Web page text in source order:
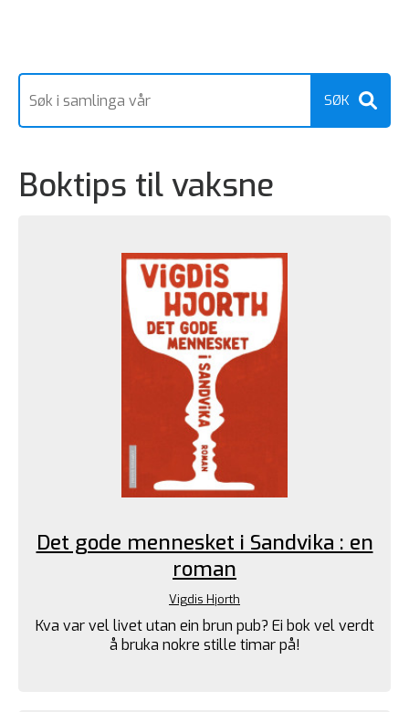
Boktips til vaksne
Det gode mennesket i Sandvika : en
roman
Vigdis Hjorth
Kva var vel livet utan ein brun pub? Ei bok vel verdt
å bruka nokre stille timar på!